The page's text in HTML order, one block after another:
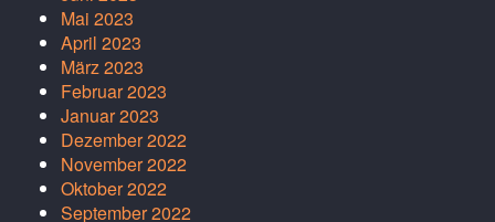
Mai 2023
April 2023
März 2023
Februar 2023
Januar 2023
Dezember 2022
November 2022
Oktober 2022
September 2022